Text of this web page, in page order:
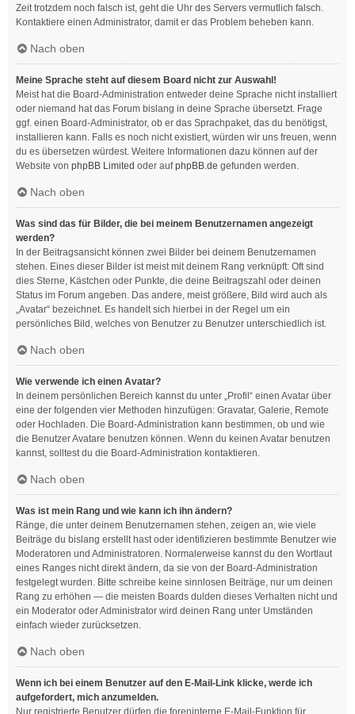
Zeit trotzdem noch falsch ist, geht die Uhr des Servers vermutlich falsch.
Kontaktiere einen Administrator, damit er das Problem beheben kann.
Nach oben
Meine Sprache steht auf diesem Board nicht zur Auswahl!
Meist hat die Board-Administration entweder deine Sprache nicht installiert
oder niemand hat das Forum bislang in deine Sprache übersetzt. Frage
ggf. einen Board-Administrator, ob er das Sprachpaket, das du benötigst,
installieren kann. Falls es noch nicht existiert, würden wir uns freuen, wenn
du es übersetzen würdest. Weitere Informationen dazu können auf der
Website von phpBB Limited oder aufphpBB.de gefunden werden.
Nach oben
Was sind das für Bilder, die bei meinem Benutzernamen angezeigt
werden?
In der Beitragsansicht können zwei Bilder bei deinem Benutzernamen
stehen. Eines dieser Bilder ist meist mit deinem Rang verknüpft: Oft sind
dies Sterne, Kästchen oder Punkte, die deine Beitragszahl oder deinen
Status im Forum angeben. Das andere, meist größere, Bild wird auch als
„Avatar“ bezeichnet. Es handelt sich hierbei in der Regel um ein
persönliches Bild, welches von Benutzer zu Benutzer unterschiedlich ist.
Nach oben
Wie verwende ich einen Avatar?
In deinem persönlichen Bereich kannst du unter „Profil“ einen Avatar über
eine der folgenden vier Methoden hinzufügen: Gravatar, Galerie, Remote
oder Hochladen. Die Board-Administration kann bestimmen, ob und wie
die Benutzer Avatare benutzen können. Wenn du keinen Avatar benutzen
kannst, solltest du die Board-Administration kontaktieren.
Nach oben
Was ist mein Rang und wie kann ich ihn ändern?
Ränge, die unter deinem Benutzernamen stehen, zeigen an, wie viele
Beiträge du bislang erstellt hast oder identifizieren bestimmte Benutzer wie
Moderatoren und Administratoren. Normalerweise kannst du den Wortlaut
eines Ranges nicht direkt ändern, da sie von der Board-Administration
festgelegt wurden. Bitte schreibe keine sinnlosen Beiträge, nur um deinen
Rang zu erhöhen — die meisten Boards dulden dieses Verhalten nicht und
ein Moderator oder Administrator wird deinen Rang unter Umständen
einfach wieder zurücksetzen.
Nach oben
Wenn ich bei einem Benutzer auf den E-Mail-Link klicke, werde ich
aufgefordert, mich anzumelden.
Nur registrierte Benutzer dürfen die foreninterne E-Mail-Funktion für